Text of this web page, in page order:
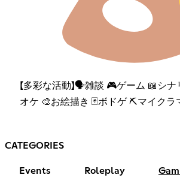
【多彩な活動】🗣️雑談 🎮ゲーム 📖シ
オケ 🎨お絵描き 🃏ボドゲ ⛏️マイクラ
CATEGORIES
Events Roleplay